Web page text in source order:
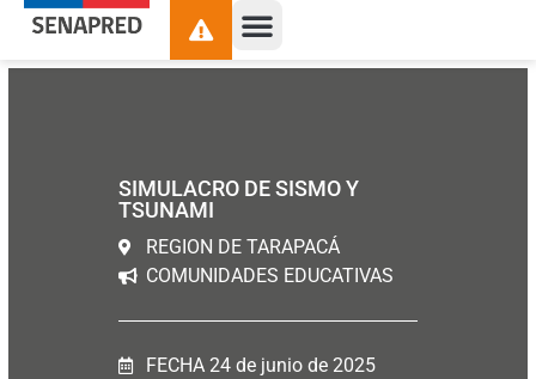
contenido
SIMULACRO DE SISMO Y
TSUNAMI
REGION DE TARAPACÁ
COMUNIDADES EDUCATIVAS
FECHA 24 de junio de 2025